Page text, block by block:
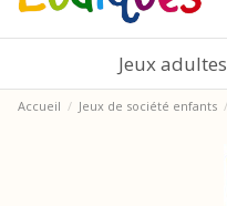
Jeux adultes
Accueil Jeux de société enfants